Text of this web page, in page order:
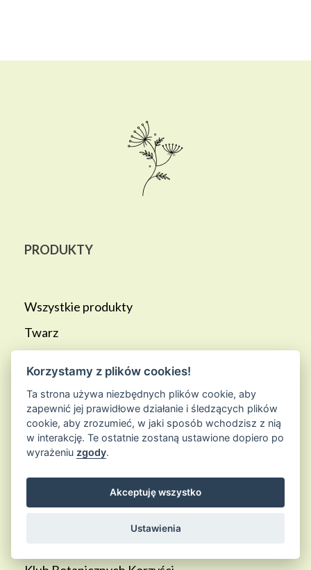
PRODUKTY
Wszystkie produkty
Twarz
SKLEP
Korzystamy z plików cookies!
Ta strona używa niezbędnych plików cookie, aby
zapewnić jej prawidłowe działanie i śledzących plików
cookie, aby zrozumieć, w jaki sposób wchodzisz z nią
w interakcję. Te ostatnie zostaną ustawione dopiero po
wyrażeniu zgody.
Akceptuję wszystko
Ustawienia